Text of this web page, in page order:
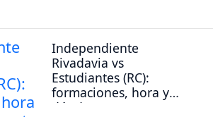
Independiente
Rivadavia vs
Estudiantes (RC):
formaciones, hora y
dónde ver por tv